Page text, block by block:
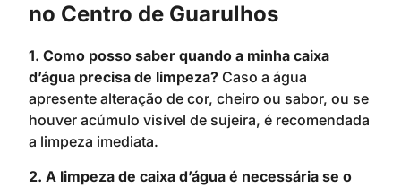
no Centro de Guarulhos
1. Como posso saber quando a minha caixa
d’água precisa de limpeza? Caso a água
apresente alteração de cor, cheiro ou sabor, ou se
houver acúmulo visível de sujeira, é recomendada
a limpeza imediata.
2. A limpeza de caixa d’água é necessária se o